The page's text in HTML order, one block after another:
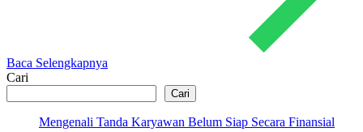
Baca Selengkapnya
Cari
Cari
Mengenali Tanda Karyawan Belum Siap Secara Finansial